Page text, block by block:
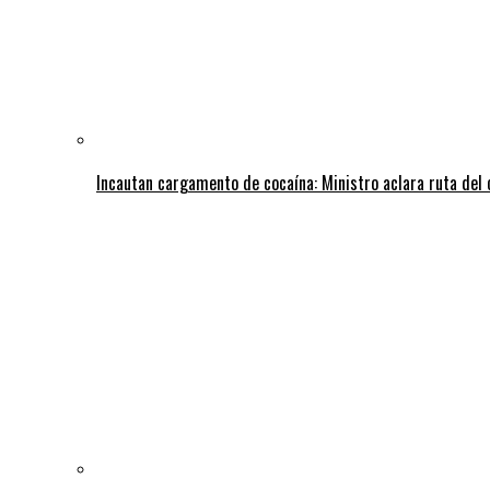
Incautan cargamento de cocaína: Ministro aclara ruta del